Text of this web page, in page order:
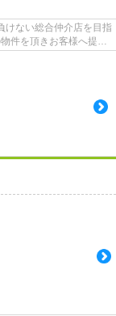
けない総合仲介店を目指
件を頂きお客様へ提供